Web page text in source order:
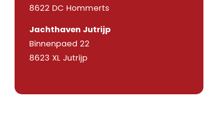
8622 DC Hommerts
Jachthaven Jutrijp
Binnenpaed 22
8623 XL Jutrijp